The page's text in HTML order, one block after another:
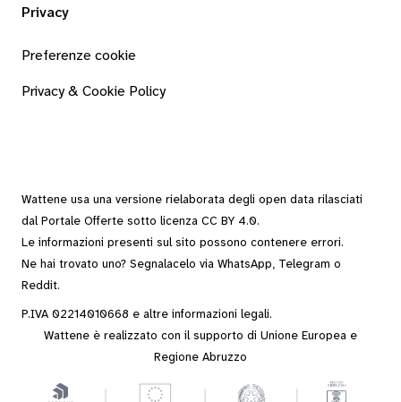
Privacy
Preferenze cookie
Privacy & Cookie Policy
Wattene usa una versione rielaborata degli open data rilasciati
dal Portale Offerte sotto licenza CC BY 4.0.
Le informazioni presenti sul sito possono contenere errori.
Ne hai trovato uno? Segnalacelo via WhatsApp, Telegram o
Reddit.
P.IVA 02214010668 e altre informazioni legali.
Wattene è realizzato con il supporto di Unione Europea e
Regione Abruzzo